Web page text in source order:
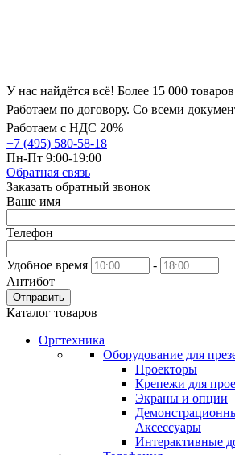
У нас найдётся всё! Более 15 000
Работаем по договору. Со всеми
Работаем с НДС 20%
+7 (495) 580-58-18
Пн-Пт 9:00-19:00
Обратная связь
Заказать обратный звонок
Ваше имя
Телефон
Удобное время
-
Антибот
Отправить
Каталог товаров
Оргтехника
Оборудование для
Проекторы
Крепежи для
Экраны и опции
Аксессуары
Интерактивные